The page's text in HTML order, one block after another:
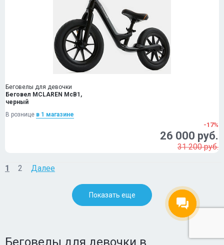
Беговелы для девочки
Беговел MCLAREN McB1,
черный
В рознице в 1 магазинe
-17%
26 000 руб.
31 200 руб.
1 2 Далее
Показать еще
Беговелы для девочки в